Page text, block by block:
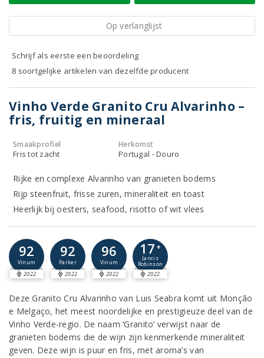
Op verlanglijst
Schrijf als eerste een beoordeling
8 soortgelijke artikelen van dezelfde producent
Vinho Verde Granito Cru Alvarinho –
fris, fruitig en mineraal
Smaakprofiel
Fris tot zacht
Herkomst
Portugal - Douro
Rijke en complexe Alvarinho van granieten bodems
Rijp steenfruit, frisse zuren, mineraliteit en toast
Heerlijk bij oesters, seafood, risotto of wit vlees
92
Vinum
2022
92
Parker
2022
96
Vinum
2022
17 +
Jancis
Robinson
2022
Deze Granito Cru Alvarinho van Luis Seabra komt uit Monção
e Melgaço, het meest noordelijke en prestigieuze deel van de
Vinho Verde-regio. De naam ‘Granito’ verwijst naar de
granieten bodems die de wijn zijn kenmerkende mineraliteit
geven. Deze wijn is puur en fris, met aroma’s van